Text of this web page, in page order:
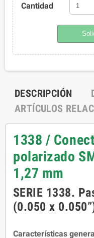
Cantidad
DESCRIPCIÓN
ARTÍCULOS
1338 /
polarizado
1,27 mm
SERIE 1338.
(0.050 x
Características